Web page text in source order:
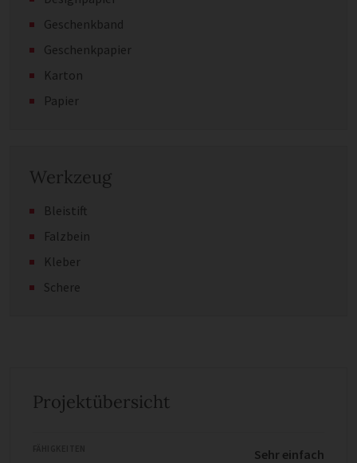
Geschenkband
Geschenkpapier
Karton
Papier
Werkzeug
Bleistift
Falzbein
Kleber
Schere
Projektübersicht
Sehr einfach